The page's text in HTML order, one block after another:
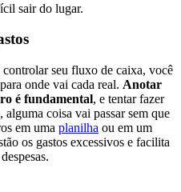
sair do lugar.
seu fluxo de caixa, você
onde vai cada real. Anotar
é fundamental, e tentar fazer
coisa vai passar sem que
em uma planilha ou em um
os gastos excessivos e facilita